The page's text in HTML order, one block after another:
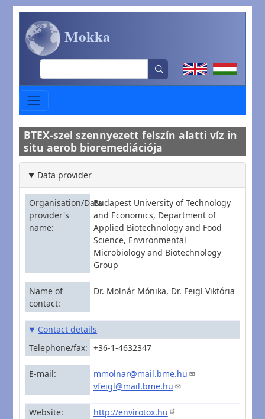
Skip to main content
Mokka
Search
BTEX-szel szennyezett felszín alatti víz in
situ aerob bioremediációja
Data provider
Organisation/Data
provider's
name
Budapest University of Technology
and Economics, Department of
Applied Biotechnology and Food
Science, Environmental
Microbiology and Biotechnology
Group
Name of
contact
Dr. Molnár Mónika, Dr. Feigl Viktória
Contact details
Telephone/fax
+36-1-4632347
E-mail
mmolnar@mail.bme.hu
vfeigl@mail.bme.hu
Website http://envirotox.hu